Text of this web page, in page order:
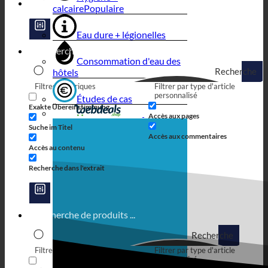
Recherche
Filtres génériques
Exakte Übereinstimmung
Suche im Titel
Accès au contenu
Recherche dans l'extrait
Filtrer par type d'article
personnalisé
Accès aux pages
Accès aux commentaires
Recherche
Filtres génériques
Filtrer par type d'article
personnalisé
calcaire
Eau dure + légionelles
Consommation d'eau des
hôtels
Études de cas